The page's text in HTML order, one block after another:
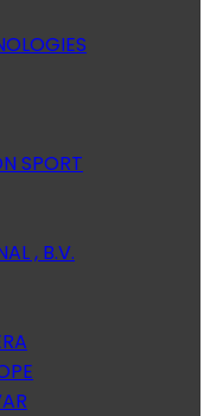
SPORT
, B.V.